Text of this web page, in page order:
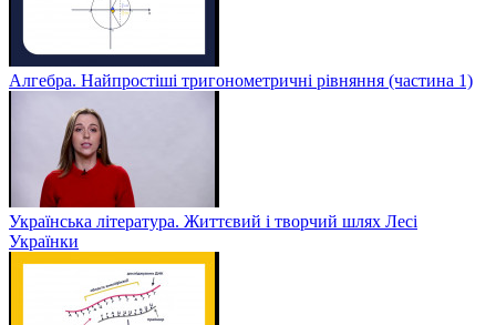
Алгебра. Найпростіші тригонометричні рівняння (частина 1)
Українська література. Життєвий і творчий шлях Лесі
Українки